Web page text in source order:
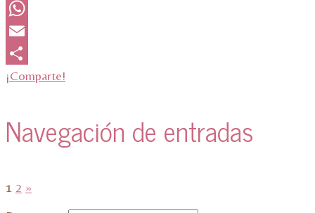
Twitter
WhatsApp
Email
¡Comparte!
Navegación de entradas
1 2 »